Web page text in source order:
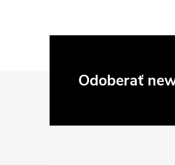
Odoberať